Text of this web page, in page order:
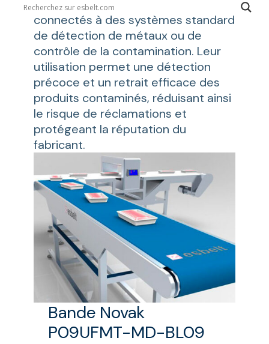
être intégrés dans des convoyeurs
connectés à des systèmes standard
de détection de métaux ou de
contrôle de la contamination. Leur
utilisation permet une détection
précoce et un retrait efficace des
produits contaminés, réduisant ainsi
le risque de réclamations et
protégeant la réputation du
fabricant.
Bande Novak
P09UFMT-MD-BL09